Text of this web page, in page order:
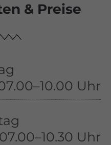
& Preise
Uhr
07.00–10.30 Uhr